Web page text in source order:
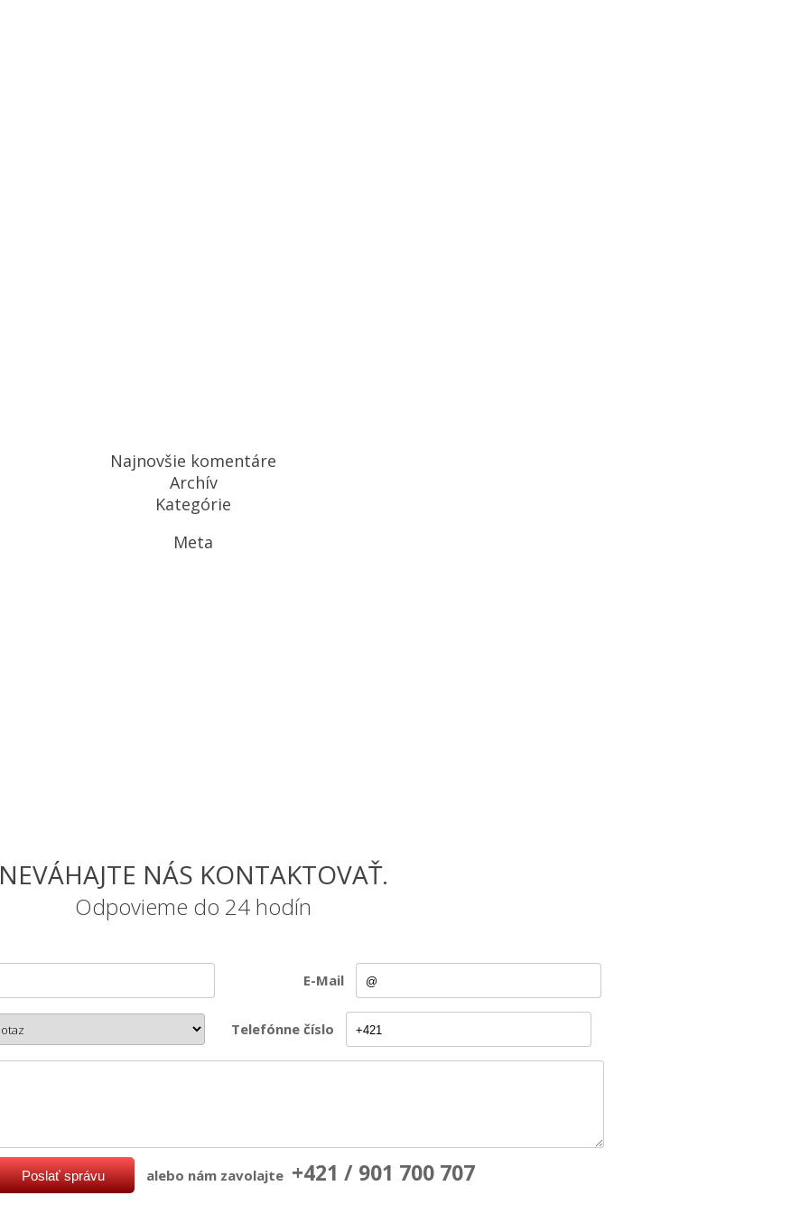
Najnovšie komentáre
Archív
Kategórie
Meta
NEVÁHAJTE NÁS KONTAKTOVAŤ.
Odpovieme do 24 hodín
E-Mail
Telefónne číslo
alebo nám zavolajte +421 / 901 700 707